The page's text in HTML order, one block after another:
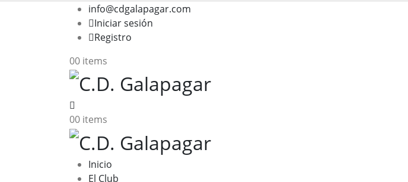
info@cdgalapagar.com
Iniciar sesión
Registro
00 items
00 items
Inicio
El Club